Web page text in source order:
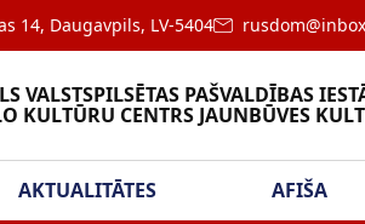
14, Daugavpils, LV-5404
VALSTSPILSĒTAS PAŠVALDĪBAS
KULTŪRU CENTRS JAUNBŪVES
AKTUALITĀTES AFIŠA